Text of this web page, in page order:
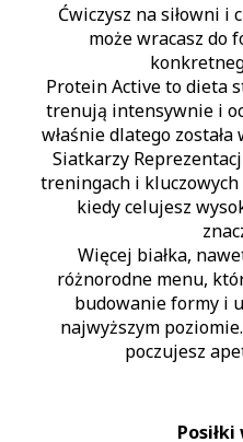
Idealny
bilans
Liczenie kalorii i
makroelementów
specjalistom.
Znajdź
dla
Ćwiczysz na siłowni i
może wracasz do
Protein Active to dieta
trenują intensywnie i
właśnie dlatego
Siatkarzy
treningach i
kiedy celujesz
Więcej białka,
różnorodne menu,
budowanie formy i
najwyższym
poczujesz